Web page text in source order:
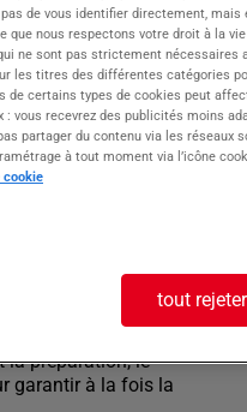
de pièces de précision.
en tant que
il s'agit d'assurer la
internes. Un suivi
la préparation, le
garantir à la fois la
de vous identifier directement, mais
que nous respectons votre droit à la
ne sont pas strictement nécessaires
les titres des différentes catégories
de certains types de cookies peut
vous recevrez des publicités moins
partager du contenu via les réseaux
à tout moment via l’icône
cookie
tout rejeter